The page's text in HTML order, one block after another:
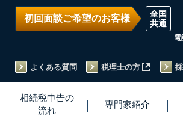
初回面談ご希望のお客様
よくある質問 税理士の方
相続税申告の
流れ
専門家紹介